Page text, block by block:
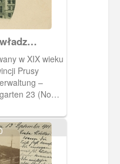
Prusy
–
23 (Nowe
przy
Policji.